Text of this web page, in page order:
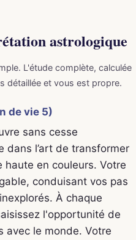
astrologique
L'étude complète, calculée
détaillée et vous est propre.
de vie 5)
sans cesse
dans l’art de transformer
haute en couleurs. Votre
conduisant vos pas
À chaque
l'opportunité de
avec le monde. Votre